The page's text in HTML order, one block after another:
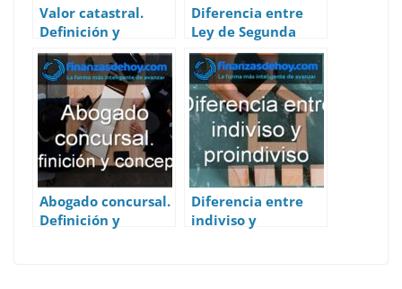
Valor catastral.
Definición y
concepto.
Diferencia entre
Ley de Segunda
Oportunidad y
dación de pago
Abogado concursal.
Definición y
Diferencia entre
indiviso y